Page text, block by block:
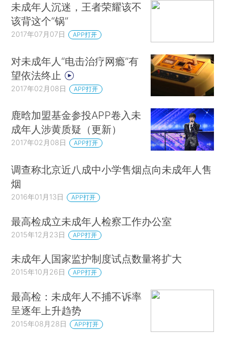
未成年人沉迷，王者荣耀该不
该背这个“锅”
2017年07月07日 APP打开
对未成年人“电击治疗网瘾”有
望依法终止
2017年02月08日 APP打开
鹿晗加盟基金参投APP卷入未
成年人涉黄质疑（更新）
2017年02月08日 APP打开
调查称北京近八成中小学售烟点向未成年人售
烟
2016年01月13日 APP打开
最高检成立未成年人检察工作办公室
2015年12月23日 APP打开
未成年人国家监护制度试点数量将扩大
2015年10月26日 APP打开
最高检：未成年人不捕不诉率
呈逐年上升趋势
2015年08月28日 APP打开